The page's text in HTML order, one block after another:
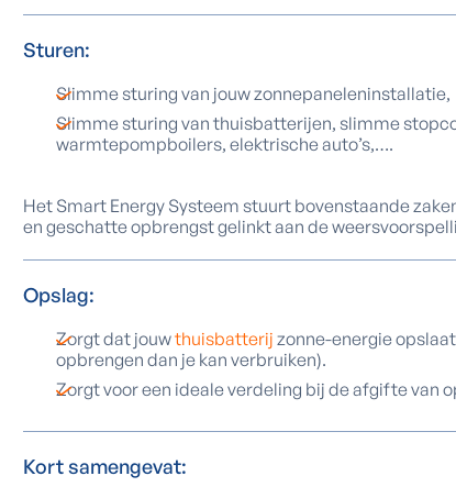
Sturen:
Slimme sturing van jouw zonnepaneleninstallatie,
Slimme sturing van thuisbatterijen, slimme
warmtepompboilers, elektrische auto’s,….
Het Smart Energy Systeem stuurt bovenstaande
en geschatte opbrengst gelinkt aan de
Opslag:
Zorgt dat jouwthuisbatterij zonne-energie
opbrengen dan je kan verbruiken).
Zorgt voor een ideale verdeling bij de afgifte van
Kort samengevat: